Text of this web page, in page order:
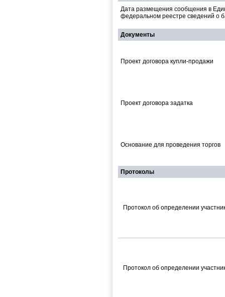
Дата размещения сообщения в
федеральном реестре сведений о
Документы
Проект договора купли-продажи
Проект договора задатка
Основание для проведения торгов
Протоколы
Протокол об определении
Протокол об определении